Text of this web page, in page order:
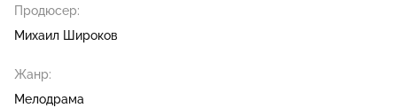
Продюсер:
Михаил Широков
Жанр:
Мелодрама